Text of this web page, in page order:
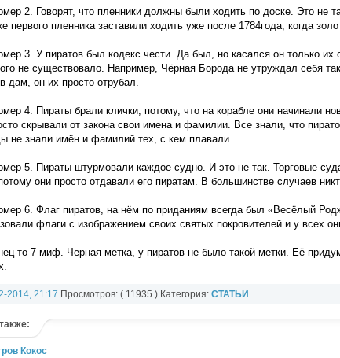
2. Говорят, что пленники должны были ходить по доске. Это не
первого пленника заставили ходить уже после 1784года, когда
3. У пиратов был кодекс чести. Да был, но касался он только
не существовало. Например, Чёрная Борода не утруждал себя
дам, он их просто отрубал.
4. Пираты брали клички, потому, что на корабле они начинали
скрывали от закона свои имена и фамилии. Все знали, что
не знали имён и фамилий тех, с кем плавали.
5. Пираты штурмовали каждое судно. И это не так. Торговые
они просто отдавали его пиратам. В большинстве случаев
6. Флаг пиратов, на нём по приданиям всегда был «Весёлый
флаги с изображением своих святых покровителей и у всех
то 7 миф. Черная метка, у пиратов не было такой метки. Её
2014, 21:17 Просмотров: ( 11935 ) Категория: СТАТЬИ
Кокос